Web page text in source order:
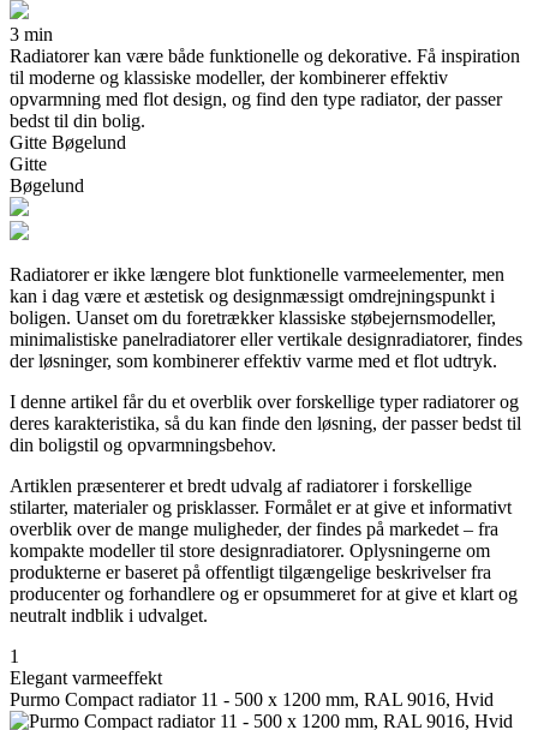
3 min
Radiatorer kan være både funktionelle og dekorative. Få inspiration
til moderne og klassiske modeller, der kombinerer effektiv
opvarmning med flot design, og find den type radiator, der passer
bedst til din bolig.
Gitte Bøgelund
Gitte
Bøgelund
Radiatorer er ikke længere blot funktionelle varmeelementer, men
kan i dag være et æstetisk og designmæssigt omdrejningspunkt i
boligen. Uanset om du foretrækker klassiske støbejernsmodeller,
minimalistiske panelradiatorer eller vertikale designradiatorer, findes
der løsninger, som kombinerer effektiv varme med et flot udtryk.
I denne artikel får du et overblik over forskellige typer radiatorer og
deres karakteristika, så du kan finde den løsning, der passer bedst til
din boligstil og opvarmningsbehov.
Artiklen præsenterer et bredt udvalg af radiatorer i forskellige
stilarter, materialer og prisklasser. Formålet er at give et informativt
overblik over de mange muligheder, der findes på markedet – fra
kompakte modeller til store designradiatorer. Oplysningerne om
produkterne er baseret på offentligt tilgængelige beskrivelser fra
producenter og forhandlere og er opsummeret for at give et klart og
neutralt indblik i udvalget.
1
Elegant varmeeffekt
Purmo Compact radiator 11 - 500 x 1200 mm, RAL 9016, Hvid